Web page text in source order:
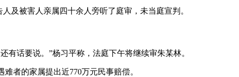
及被害人亲属四十余人旁听了庭审，未当庭宣判。
话要说。”杨习平称，法庭下午将继续审朱某林。
者的家属提出近770万元民事赔偿。